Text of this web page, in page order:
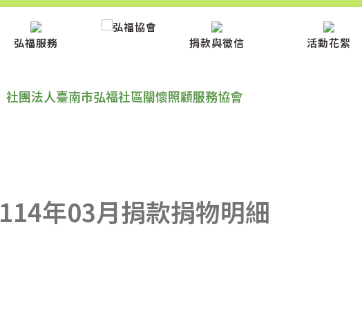
弘福服務 捐款與徵信 活動花絮
社團法人臺南市弘福社區關懷照顧服務協會
114年03月捐款捐物明細